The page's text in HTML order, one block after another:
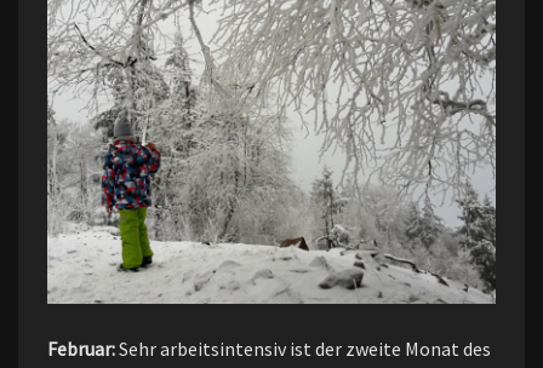
Februar:Sehr arbeitsintensiv ist der zweite Monat des